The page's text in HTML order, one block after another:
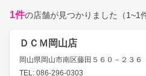
1件の店舗が見つかりました （1~1
ＤＣＭ岡山店
岡山県岡山市南区藤田５６０－２３６
TEL: 086-296-0303